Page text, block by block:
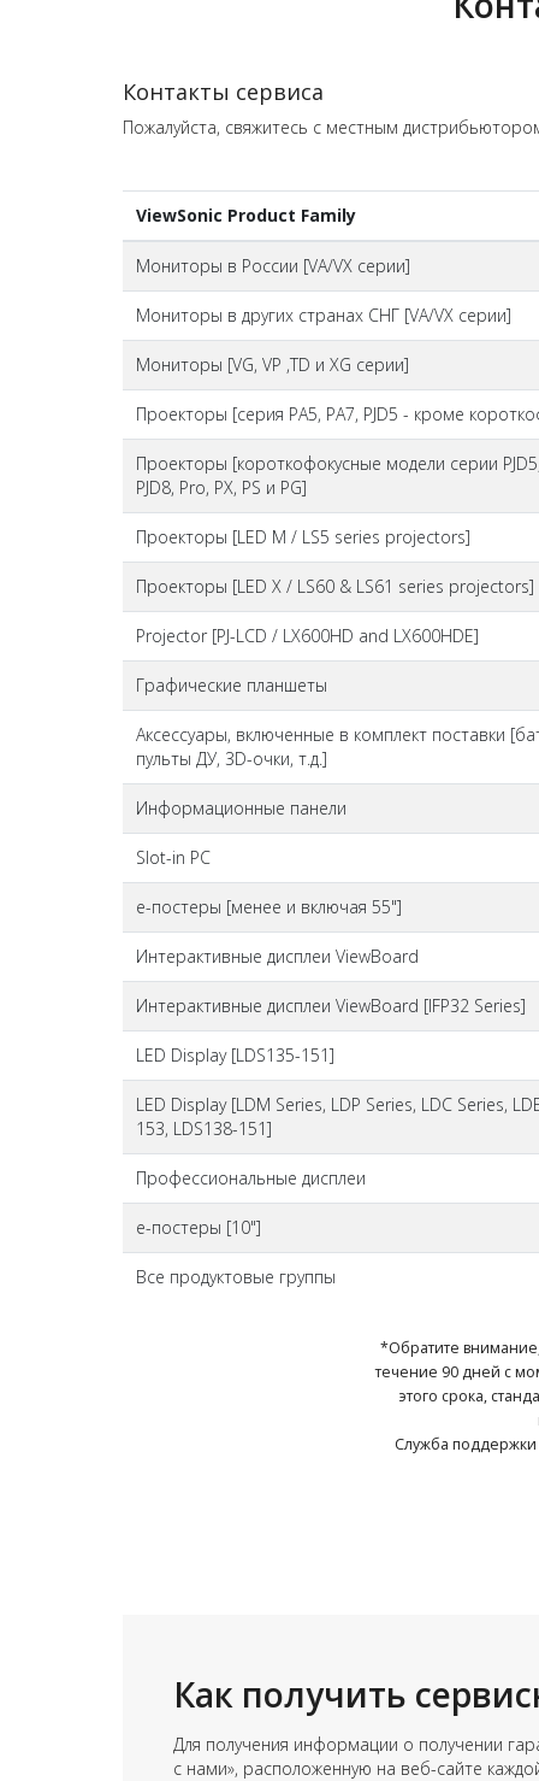
Контакты сервиса
Пожалуйста, свяжитесь с местным
ViewSonic Product Family
Мониторы в России [VA/VX серии]
Мониторы в других странах СНГ [VA/VX серии]
Мониторы [VG, VP ,TD и XG серии]
Проекторы [серия PA5, PA7, PJD5 - кроме
Проекторы [короткофокусные модели серии
PJD8, Pro, PX, PS и PG]
Проекторы [LED M / LS5 series projectors]
Проекторы [LED X / LS60 & LS61 series projectors]
Projector [PJ-LCD / LX600HD and LX600HDE]
Графические планшеты
Аксессуары, включенные в комплект поставки
пульты ДУ, 3D-очки, т.д.]
Информационные панели
Slot-in PC
е-постеры [менее и включая 55"]
Интерактивные дисплеи ViewBoard
Интерактивные дисплеи ViewBoard [IFP32 Series]
LED Display [LDS135-151]
LED Display [LDM Series, LDP Series, LDC Series,
153, LDS138-151]
Профессиональные дисплеи
е-постеры [10"]
Все продуктовые группы
*Обратите внимание,
течение 90 дней с
этого срока,
Служба поддержки
Как получить
Для получения информации о получении
с нами», расположенную на веб-сайте